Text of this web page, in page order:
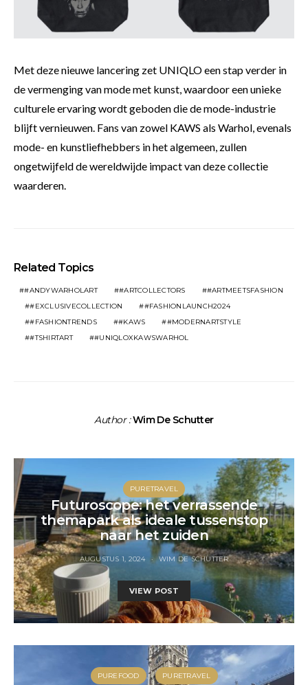
Met deze nieuwe lancering zet UNIQLO een stap verder in
de vermenging van mode met kunst, waardoor een unieke
culturele ervaring wordt geboden die de mode-industrie
blijft vernieuwen. Fans van zowel KAWS als Warhol, evenals
mode- en kunstliefhebbers in het algemeen, zullen
ongetwijfeld de wereldwijde impact van deze collectie
waarderen.
Related Topics
#ANDYWARHOLART #ARTCOLLECTORS
#ARTMEETSFASHION
#EXCLUSIVECOLLECTION
#FASHIONLAUNCH2024
#FASHIONTRENDS
#KAWS
#MODERNARTSTYLE
#TSHIRTART
#UNIQLOXKAWSWARHOL
Author :Wim De Schutter
PURETRAVEL
Futuroscope: het verrassende
themapark als ideale tussenstop
naar het zuiden
AUGUSTUS 1, 2024 WIM DE SCHUTTER
VIEW POST
PUREFOOD PURETRAVEL